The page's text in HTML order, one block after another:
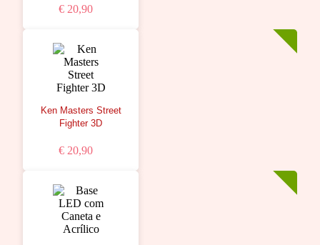
€ 20,90
Ken Masters Street
Fighter 3D
€ 20,90